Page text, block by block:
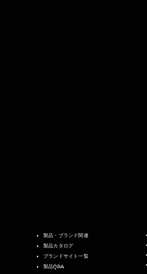
製品・ブランド関連
製品カタログ
ブランドサイト一覧
製品Q&A